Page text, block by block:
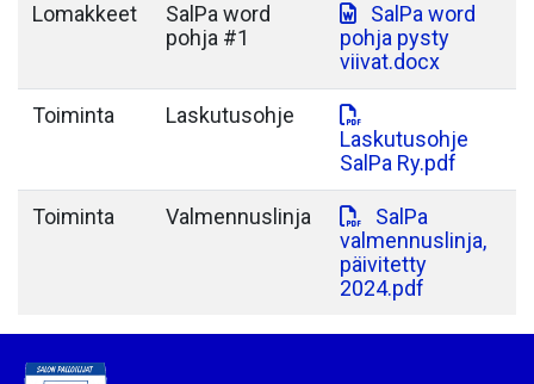
Lomakkeet
SalPa word
pohja #1
SalPa word
pohja pysty
viivat.docx
Toiminta
Laskutusohje
Laskutusohje
SalPa Ry.pdf
Toiminta Valmennuslinja
SalPa
valmennuslinja,
päivitetty
2024.pdf